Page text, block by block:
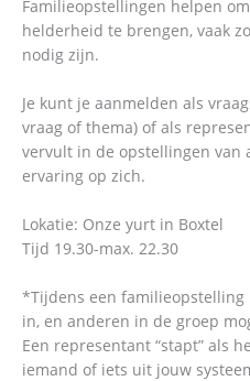
Familieopstellingen helpen
helderheid te brengen, vaak
nodig zijn.
Je kunt je aanmelden als
vraag of thema) of als
vervult in de opstellingen
ervaring op zich.
Lokatie: Onze yurt in Boxtel
Tijd 19.30-max. 22.30
*Tijdens een familieopstelling
in, en anderen in de groep
Een representant “stapt” als
iemand of iets uit jouw